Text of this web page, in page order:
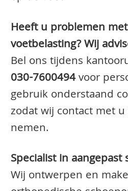
Heeft u problemen
voetbelasting? Wij
Bel ons tijdens
030-7600494voor
gebruik onderstaand
zodat wij contact met
nemen.
Specialist in aangepast
Wij ontwerpen en